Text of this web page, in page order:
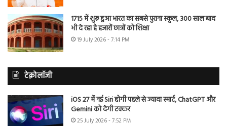
1715 में शुरू हुआ भारत का सबसे पुराना स्कूल, 300 साल बाद
भी दे रहा है हजारों छात्रों को शिक्षा
19 July 2026 - 7:14 PM
टेक्नोलॉजी
iOS 27 में नई Siri होगी पहले से ज्यादा स्मार्ट, ChatGPT और
Gemini को देगी टक्कर
25 July 2026 - 7:52 PM